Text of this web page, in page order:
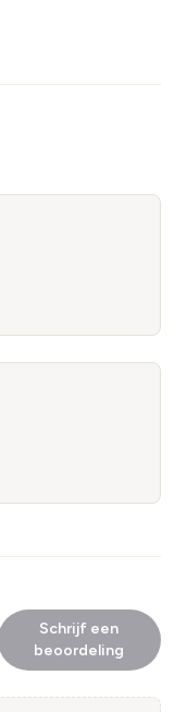
Schrijf een
beoordeling